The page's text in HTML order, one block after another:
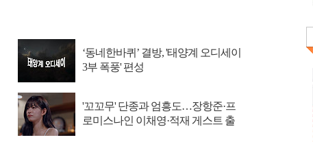
‘동네한바퀴’ 결방, '태양계 오디세이
3부 폭풍' 편성
'꼬꼬무' 단종과 엄흥도…장항준·프
로미스나인 이채영·적재 게스트 출